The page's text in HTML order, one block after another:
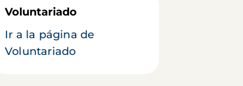
Voluntariado
Ir a la página de
Voluntariado